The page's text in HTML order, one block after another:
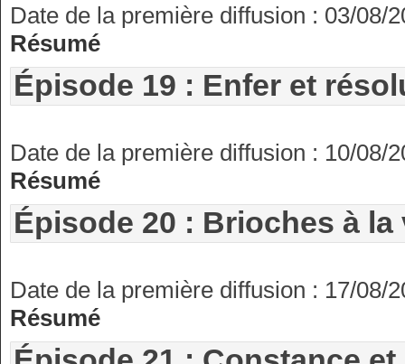
Date de la première diffusion : 03/08/
Résumé
Épisode 19 : Enfer et
Date de la première diffusion : 10/08/
Résumé
Épisode 20 : Brioches à
Date de la première diffusion : 17/08/
Résumé